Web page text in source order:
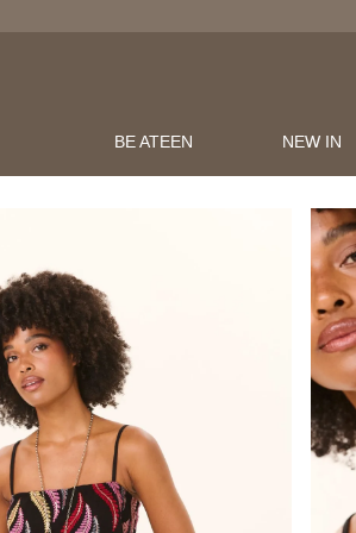
BE ATEEN NEW IN